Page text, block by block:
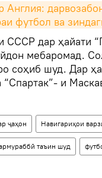
Англия:
футбол ва
СССР дар ҳайати
мебаромад.
соҳиб шуд. Дар
“Спартак”- и
ҷаҳон Навигариҳои
таъин шуд